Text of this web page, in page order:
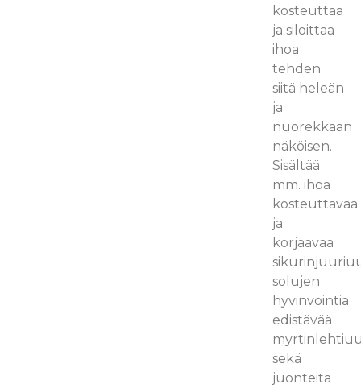
kosteuttaa
ja siloittaa
ihoa
tehden
siitä heleän
ja
nuorekkaan
näköisen.
Sisältää
mm. ihoa
kosteuttavaa
ja
korjaavaa
solujen
hyvinvointia
edistävää
sekä
juonteita